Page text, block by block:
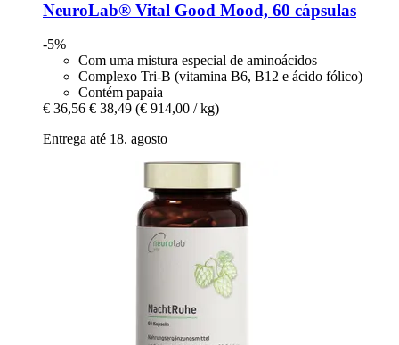
NeuroLab® Vital Good Mood, 60 cápsulas
-5%
Com uma mistura especial de aminoácidos
Complexo Tri-B (vitamina B6, B12 e ácido fólico)
Contém papaia
€ 36,56 € 38,49 (€ 914,00 / kg)
Entrega até 18. agosto